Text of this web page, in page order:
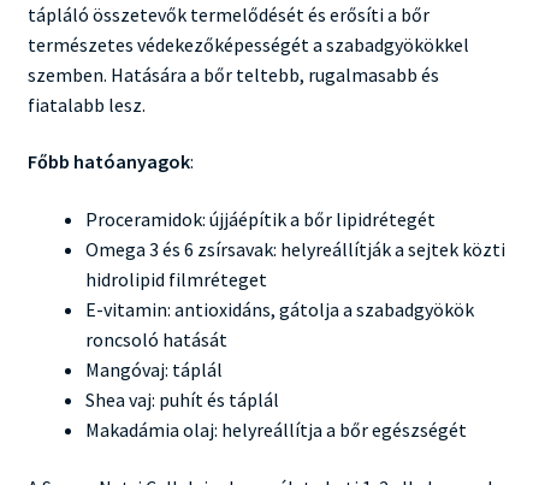
tápláló összetevők termelődését és erősíti a bőr
természetes védekezőképességét a szabadgyökökkel
szemben. Hatására a bőr teltebb, rugalmasabb és
fiatalabb lesz.
Főbb hatóanyagok:
Proceramidok: újjáépítik a bőr lipidrétegét
Omega 3 és 6 zsírsavak: helyreállítják a sejtek közti
hidrolipid filmréteget
E-vitamin: antioxidáns, gátolja a szabadgyökök
roncsoló hatását
Mangóvaj: táplál
Shea vaj: puhít és táplál
Makadámia olaj: helyreállítja a bőr egészségét